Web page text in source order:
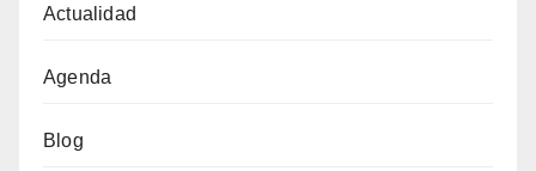
Actualidad
Agenda
Blog